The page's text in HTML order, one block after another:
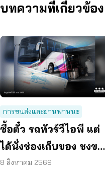
บทความที่เกี่ยวข้อง
การขนส่งและยานพาหนะ
ซื้อตั๋ว รถทัวร์วีไอพี แต่
ได้นั่งช่องเก็บของ ชงขน
ส่งฯ คุมเข้มทุกจุดตรวจ
8 สิงหาคม 2569